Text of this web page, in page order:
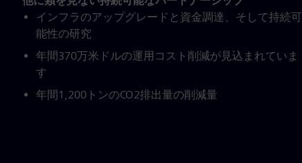
インフラのアップグレードと資金調達、そして持続可
能性の研究
年間370万米ドルの運用コスト削減が見込まれていま
す
年間1,200トンのCO2排出量の削減量